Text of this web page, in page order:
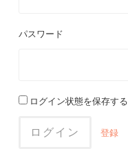
ン
パスワード
ログイン状態を保存する
登録